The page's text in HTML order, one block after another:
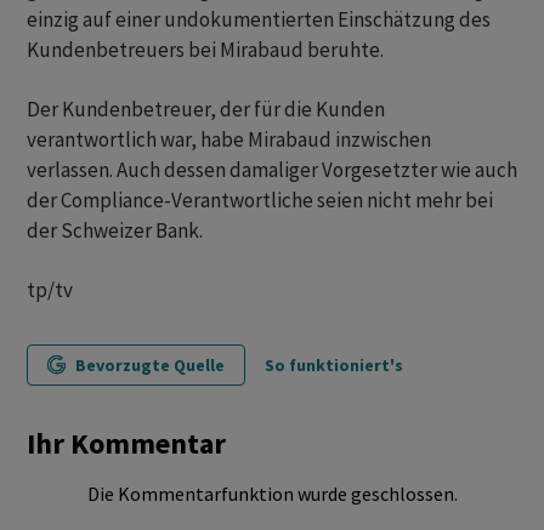
einzig auf einer undokumentierten Einschätzung des
Kundenbetreuers bei Mirabaud beruhte.
Der Kundenbetreuer, der für die Kunden
verantwortlich war, habe Mirabaud inzwischen
verlassen. Auch dessen damaliger Vorgesetzter wie auch
der Compliance-Verantwortliche seien nicht mehr bei
der Schweizer Bank.
tp/tv
Bevorzugte Quelle So funktioniert's
Ihr Kommentar
Die Kommentarfunktion wurde geschlossen.